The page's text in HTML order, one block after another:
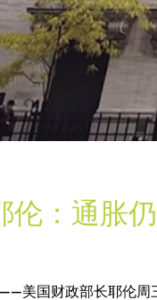
伦：通胀
——美国财政部长耶伦周